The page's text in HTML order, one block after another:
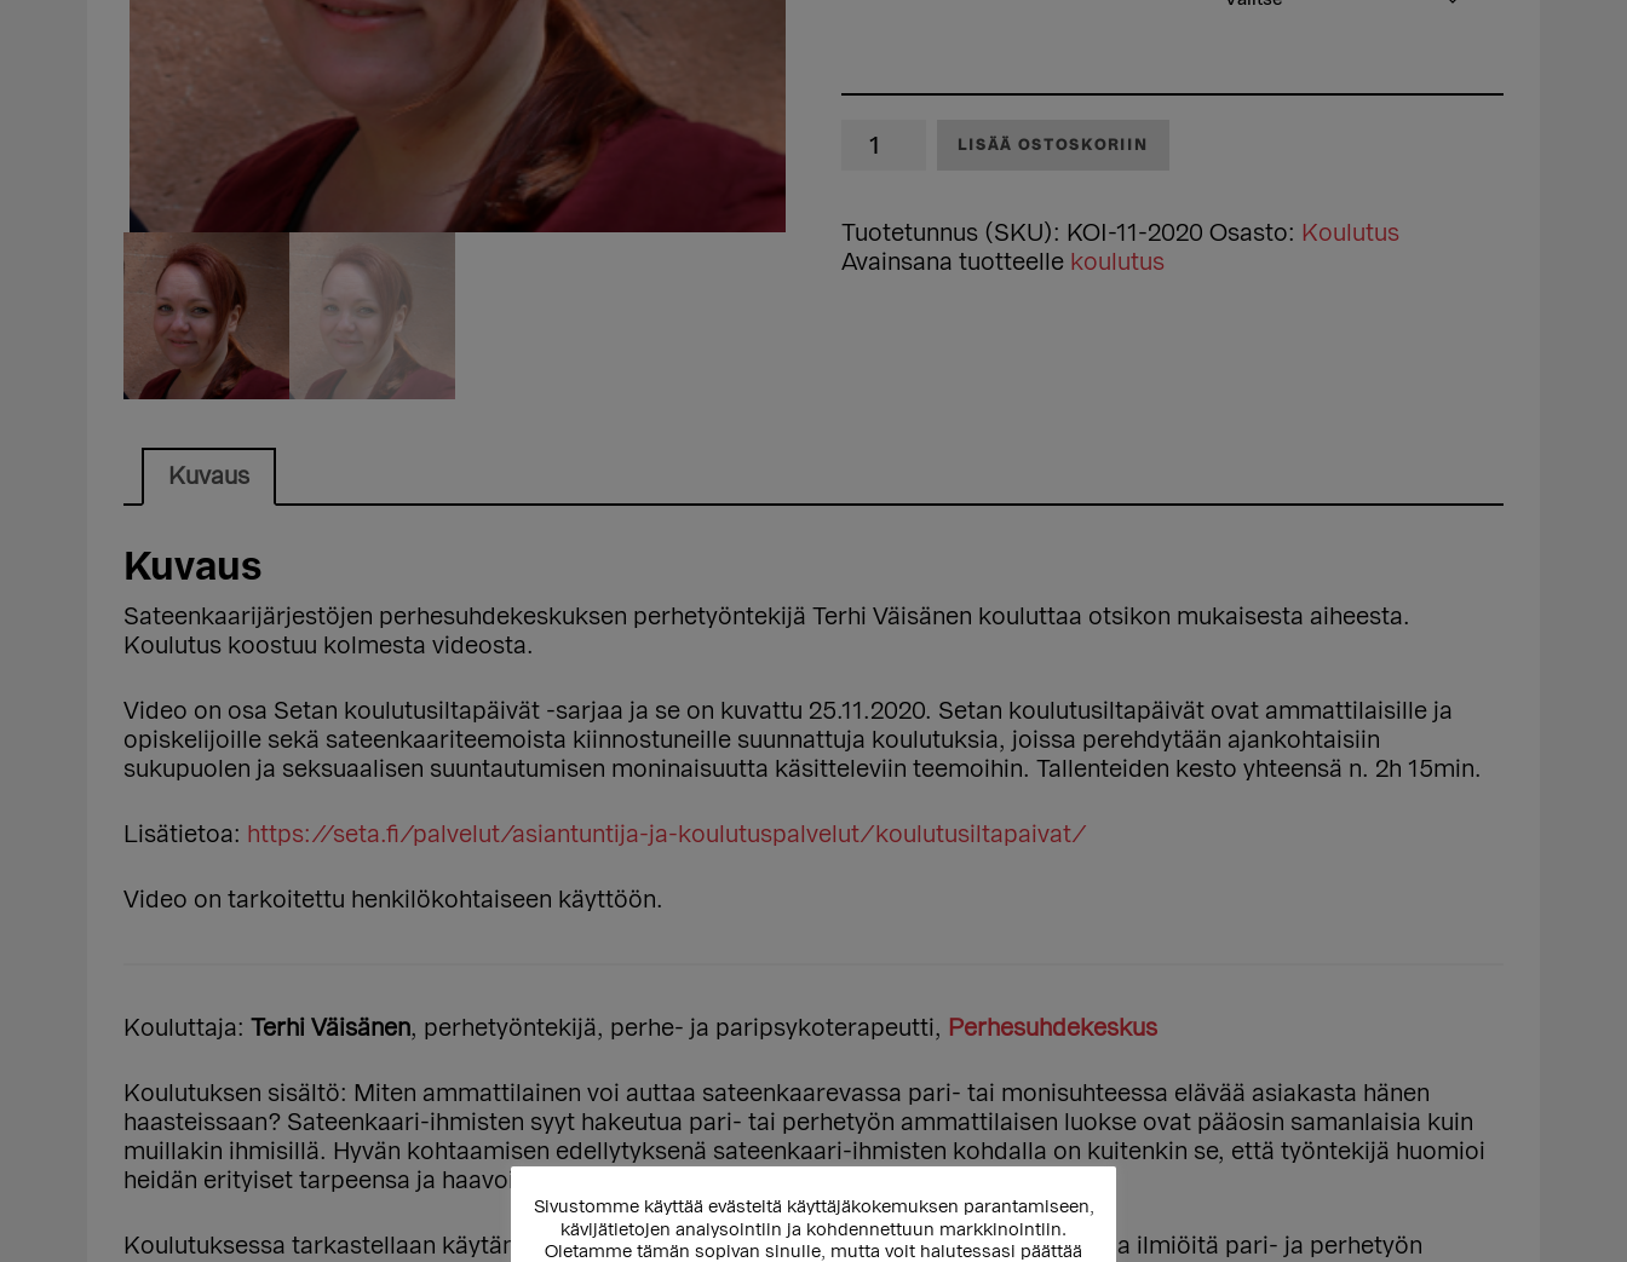
Koulutusiltapäivä:
ja
monisuhteet
LISÄÄ OSTOSKORIIN
Tuotetunnus (SKU): KOI-11-2020 Osasto: Koulutus
Avainsana tuotteelle koulutus
Kuvaus
Kuvaus
Sateenkaarijärjestöjen perhesuhdekeskuksen perhetyöntekijä Terhi Väisänen kouluttaa otsikon mukaisesta aiheesta.
Koulutus koostuu kolmesta videosta.
Video on osa Setan koulutusiltapäivät -sarjaa ja se on kuvattu 25.11.2020. Setan koulutusiltapäivät ovat ammattilaisille ja
opiskelijoille sekä sateenkaariteemoista kiinnostuneille suunnattuja koulutuksia, joissa perehdytään ajankohtaisiin
sukupuolen ja seksuaalisen suuntautumisen moninaisuutta käsitteleviin teemoihin. Tallenteiden kesto yhteensä n. 2h 15min.
Lisätietoa: https://seta.fi/palvelut/asiantuntija-ja-koulutuspalvelut/koulutusiltapaivat/
Video on tarkoitettu henkilökohtaiseen käyttöön.
Kouluttaja: Terhi Väisänen, perhetyöntekijä, perhe- ja paripsykoterapeutti, Perhesuhdekeskus
Koulutuksen sisältö: Miten ammattilainen voi auttaa sateenkaarevassa pari- tai monisuhteessa elävää asiakasta hänen
haasteissaan? Sateenkaari-ihmisten syyt hakeutua pari- tai perhetyön ammattilaisen luokse ovat pääosin samanlaisia kuin
muillakin ihmisillä. Hyvän kohtaamisen edellytyksenä sateenkaari-ihmisten kohdalla on kuitenkin se, että työntekijä huomioi
heidän erityiset tarpeensa ja haavoittuvuutensa.
Koulutuksessa tarkastellaan käytännönläheisesti sateenkaarevissa suhteissa esiin nousevia ilmiöitä pari- ja perhetyön
Sivustomme käyttää evästeitä käyttäjäkokemuksen parantamiseen,
kävijätietojen analysointiin ja kohdennettuun markkinointiin.
Oletamme tämän sopivan sinulle, mutta voit halutessasi päättää